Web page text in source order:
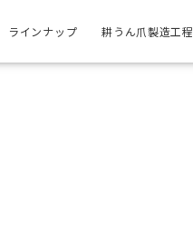
ラインナップ 耕うん爪製造工程